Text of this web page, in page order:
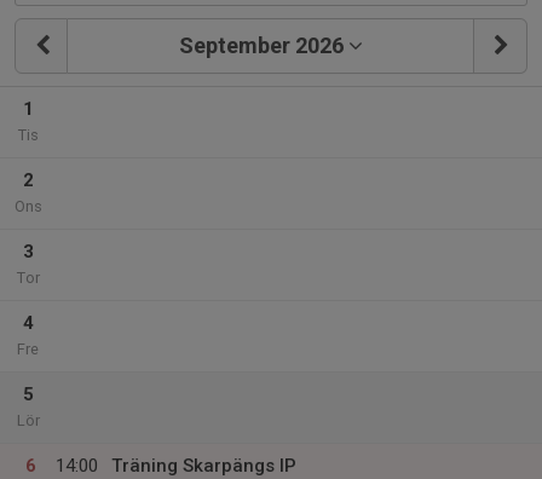
September 2026
1
Tis
2
Ons
3
Tor
4
Fre
5
Lör
6
14:00
Träning Skarpängs IP